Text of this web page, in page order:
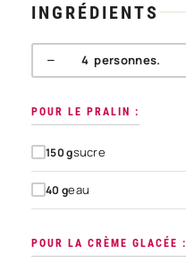
INGRÉDIENTS
− 4personnes.
POUR LE PRALIN :
150gsucre
40 geau
POUR LA CRÈME GLACÉE :